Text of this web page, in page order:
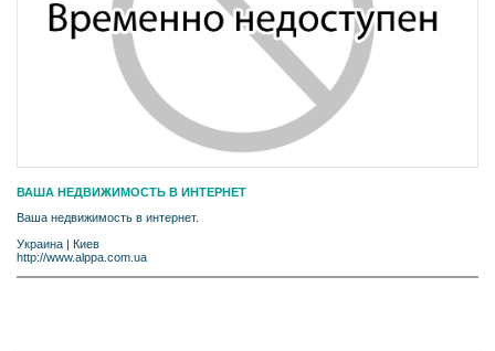
ВАША НЕДВИЖИМОСТЬ В ИНТЕРНЕТ
Ваша недвижимость в интернет.
Украина | Киев
http://www.alppa.com.ua